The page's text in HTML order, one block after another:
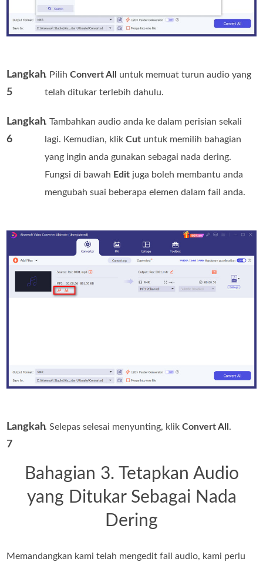
Langkah
5
. PilihConvert All
untuk memuat turun audio yang
telah ditukar terlebih dahulu.
Langkah
6
. Tambahkan audio anda ke dalam perisian sekali
lagi. Kemudian, klikCut untuk memilih bahagian
yang ingin anda gunakan sebagai nada dering.
Fungsi di bawah Edit juga boleh membantu anda
mengubah suai beberapa elemen dalam fail anda.
Langkah
7
. Selepas selesai menyunting, klikConvert All .
Bahagian 3. Tetapkan Audio
yang Ditukar Sebagai Nada
Dering
Memandangkan kami telah mengedit fail audio, kami perlu